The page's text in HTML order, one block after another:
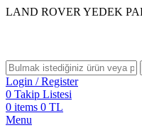
LAND ROVER YEDEK
Login / Register
0 Takip Listesi
0 items 0 TL
Menu